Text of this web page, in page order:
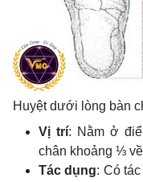
Huyệt dưới lòng bàn
Vị trí: Nằm ở
chân khoảng ⅓
Tác dụng: Có